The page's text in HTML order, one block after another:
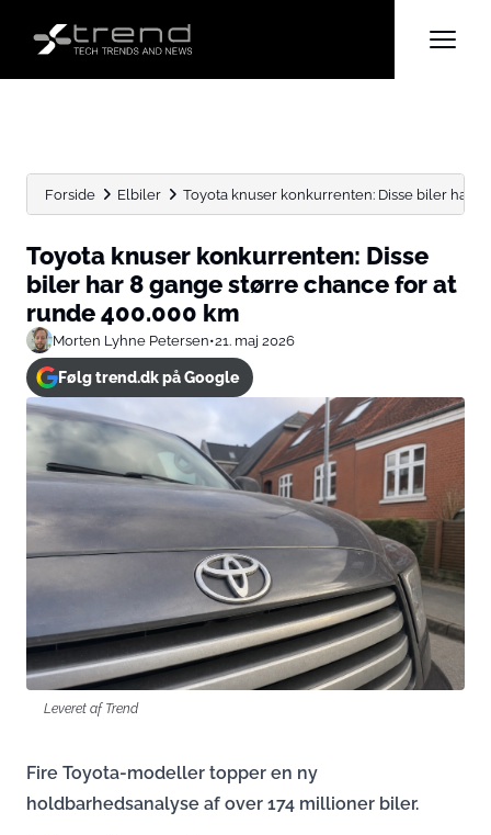
Forside Elbiler Toyota knuser konkurrenten: Disse biler har 8
Toyota knuser konkurrenten: Disse
biler har 8 gange større chance for at
runde 400.000 km
Morten Lyhne Petersen•21. maj 2026
Følg trend.dk på Google
Leveret af Trend
Fire Toyota-modeller topper en ny
holdbarhedsanalyse af over 174 millioner biler.